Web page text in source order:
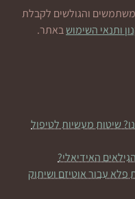
והגולשים לקבלת
ותנאי השימושבאתר.
שיטות מעשיות לטיפול
האידיאלי?
עבור אוטיזם ושיתוק